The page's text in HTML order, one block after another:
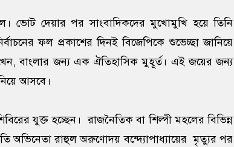
ভোট দেয়ার পর সাংবাদিকদের মুখোমুখি হয়ে তিনি
ফল প্রকাশের দিনই বিজেপিকে শুভেচ্ছা জানিয়ে
বাংলার জন্য এক ঐতিহাসিক মুহূর্ত। এই জয়ের জন্য
আসবে।
যুক্ত হচ্ছেন। রাজনৈতিক বা শিল্পী মহলের বিভিন্ন
অভিনেতা রাহুল অরুণোদয় বন্দ্যোপাধ্যায়ের মৃত্যুর পর